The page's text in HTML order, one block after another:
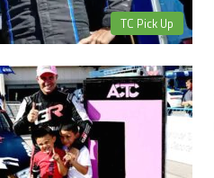
TC Pick Up